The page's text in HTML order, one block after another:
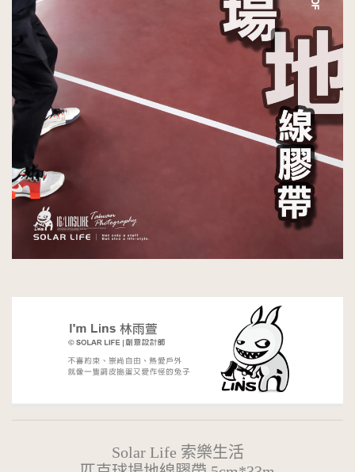
Solar Life 索樂生活